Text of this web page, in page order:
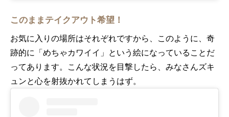
このままテイクアウト希望！
お気に入りの場所はそれぞれですから、このように、奇
跡的に「めちゃカワイイ」という絵になっていることだ
ってあります。こんな状況を目撃したら、みなさんズキ
ュンと心を射抜かれてしまうはず。